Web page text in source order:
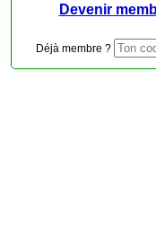
Devenir
Déjà membre ?